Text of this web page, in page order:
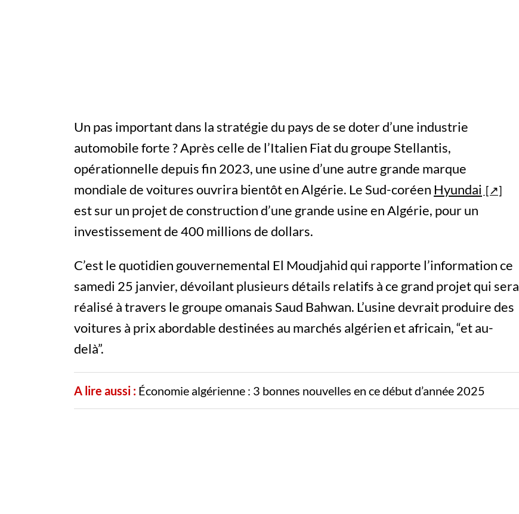
Un pas important dans la stratégie du pays de se doter d’une industrie
automobile forte ? Après celle de l’Italien Fiat du groupe Stellantis,
opérationnelle depuis fin 2023, une usine d’une autre grande marque
mondiale de voitures ouvrira bientôt en Algérie. Le Sud-coréen Hyundai
est sur un projet de construction d’une grande usine en Algérie, pour un
investissement de 400 millions de dollars.
C’est le quotidien gouvernemental El Moudjahid qui rapporte l’information ce
samedi 25 janvier, dévoilant plusieurs détails relatifs à ce grand projet qui sera
réalisé à travers le groupe omanais Saud Bahwan. L’usine devrait produire des
voitures à prix abordable destinées au marchés algérien et africain, “et au-
delà”.
A lire aussi : Économie algérienne : 3 bonnes nouvelles en ce début d’année 2025